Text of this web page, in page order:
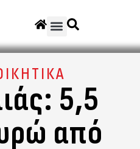
5,5
από